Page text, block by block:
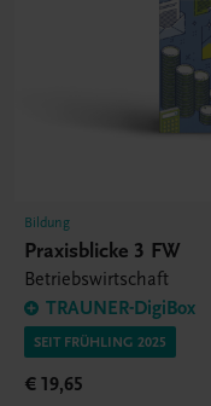
Bildung
Praxisblicke 3 FW
Betriebswirtschaft
TRAUNER-DigiBox
SEIT FRÜHLING 2025
€ 19,65